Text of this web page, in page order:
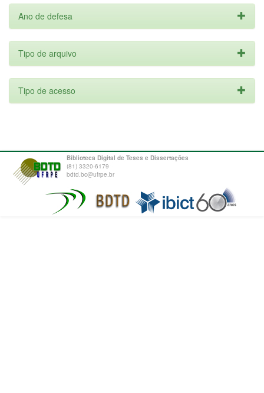
Ano de defesa
Tipo de arquivo
Tipo de acesso
Biblioteca Digital de Teses e Dissertações
(81) 3320-6179
bdtd.bc@ufrpe.br